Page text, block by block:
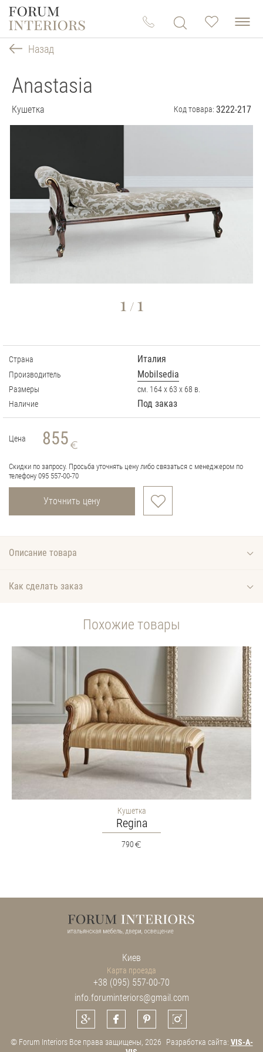
Назад
1 / 1
Anastasia
Кушетка Код товара: 3222-217
Страна Италия
Производитель Mobilsedia
Размеры
см. 164 х 63 х 68 в.
Наличие
Под заказ
Цена 855
Скидки по запросу. Просьба уточнять цену либо связаться с менеджером по
телефону 095 557-00-70
Уточнить цену
Описание товара
Как сделать заказ
Похожие товары
Кушетка
Regina
790
Киев
Карта проезда
+38 (095) 557-00-70
info.foruminteriors@gmail.com
© Forum Interiors Все права защищены, 2026 Разработка сайта: VIS-A-